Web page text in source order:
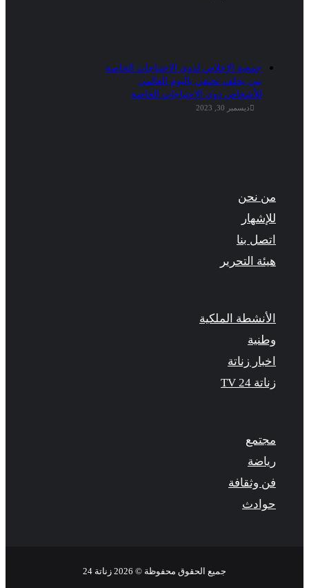
جمعية الإخلاص لذوي الاحتياجات الخاصة
بني يخلف تحتفي باليوم العالمي
للأشخاص ذوي الإحتياجات الخاصة
ديسمبر 30, 2023
من نحن
للإشهار
اتصل بنا
هيئة التحرير
الأنشطة الملكية
وطنية
اخبار زناتة
زناتة 24 TV
مجتمع
رياضة
فن وثقافة
حوادث
جميع الحقوق محفوظة © 2026 زناتة 24